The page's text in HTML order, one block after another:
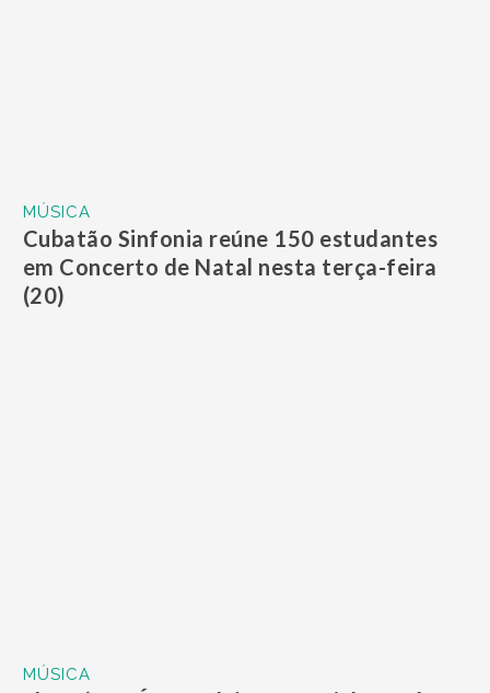
MÚSICA
Cubatão Sinfonia reúne 150 estudantes
em Concerto de Natal nesta terça-feira
(20)
MÚSICA